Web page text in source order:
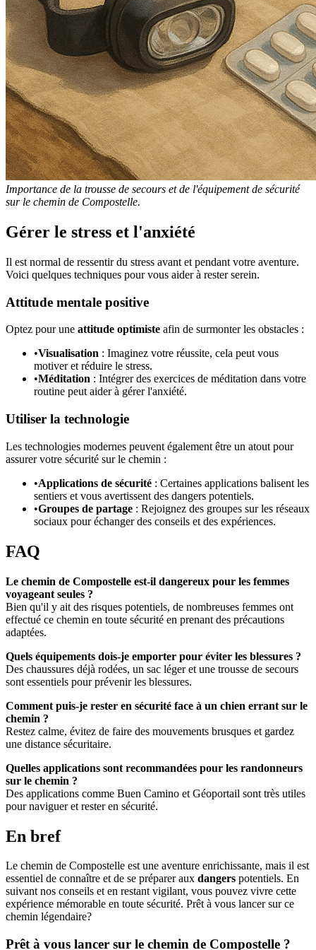
Importance de la trousse de secours et de l'équipement de sécurité
sur le chemin de Compostelle.
Gérer le stress et l'anxiété
Il est normal de ressentir du stress avant et pendant votre aventure.
Voici quelques techniques pour vous aider à rester serein.
Attitude mentale positive
Optez pour une attitude optimiste afin de surmonter les obstacles :
•Visualisation : Imaginez votre réussite, cela peut vous
motiver et réduire le stress.
•Méditation : Intégrer des exercices de méditation dans votre
routine peut aider à gérer l'anxiété.
Utiliser la technologie
Les technologies modernes peuvent également être un atout pour
assurer votre sécurité sur le chemin :
•Applications de sécurité : Certaines applications balisent les
sentiers et vous avertissent des dangers potentiels.
•Groupes de partage : Rejoignez des groupes sur les réseaux
sociaux pour échanger des conseils et des expériences.
FAQ
Le chemin de Compostelle est-il dangereux pour les femmes
voyageant seules ?
Bien qu'il y ait des risques potentiels, de nombreuses femmes ont
effectué ce chemin en toute sécurité en prenant des précautions
adaptées.
Quels équipements dois-je emporter pour éviter les blessures ?
Des chaussures déjà rodées, un sac léger et une trousse de secours
sont essentiels pour prévenir les blessures.
Comment puis-je rester en sécurité face à un chien errant sur le
chemin ?
Restez calme, évitez de faire des mouvements brusques et gardez
une distance sécuritaire.
Quelles applications sont recommandées pour les randonneurs
sur le chemin ?
Des applications comme Buen Camino et Géoportail sont très utiles
pour naviguer et rester en sécurité.
En bref
Le chemin de Compostelle est une aventure enrichissante, mais il est
essentiel de connaître et de se préparer aux dangers potentiels. En
suivant nos conseils et en restant vigilant, vous pouvez vivre cette
expérience mémorable en toute sécurité. Prêt à vous lancer sur ce
chemin légendaire?
Prêt à vous lancer sur le chemin de Compostelle ?